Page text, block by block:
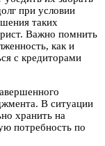
при условии
таких
Важно помнить
как и
с кредиторами
В ситуации
хранить на
потребность по